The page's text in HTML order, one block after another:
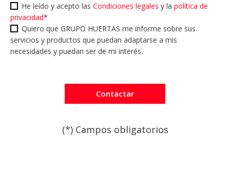
He leído y acepto las Condiciones legales y la política de
privacidad*
Quiero que GRUPO HUERTAS me informe sobre sus
servicios y productos que puedan adaptarse a mis
necesidades y puedan ser de mi interés.
(*) Campos obligatorios